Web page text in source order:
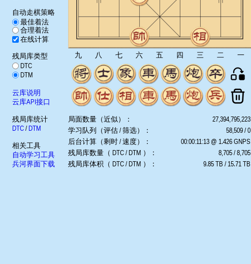
自动走棋策略
最佳着法
合理着法
在线计算
残局库类型
DTC
DTM
云库说明
云库API接口
残局库统计
DTC/ DTM
相关工具
自动学习工具
兵河界面下载
九 八 七 六 五 四 三 二 一
局面数量（近似）：
27,394,795,223
学习队列（评估 / 筛选）：
58,509 / 0
后台计算（剩时 / 速度）：
00:00:11:13 @ 1.426 GNPS
残局库数量（ DTC / DTM ）：
8,705 / 8,705
残局库体积（ DTC / DTM ）：
9.85 TB / 15.71 TB